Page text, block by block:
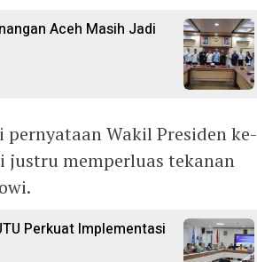
Aceh Masih Jadi
Wakil Presiden ke-
justru memperluas tekanan
Perkuat Implementasi